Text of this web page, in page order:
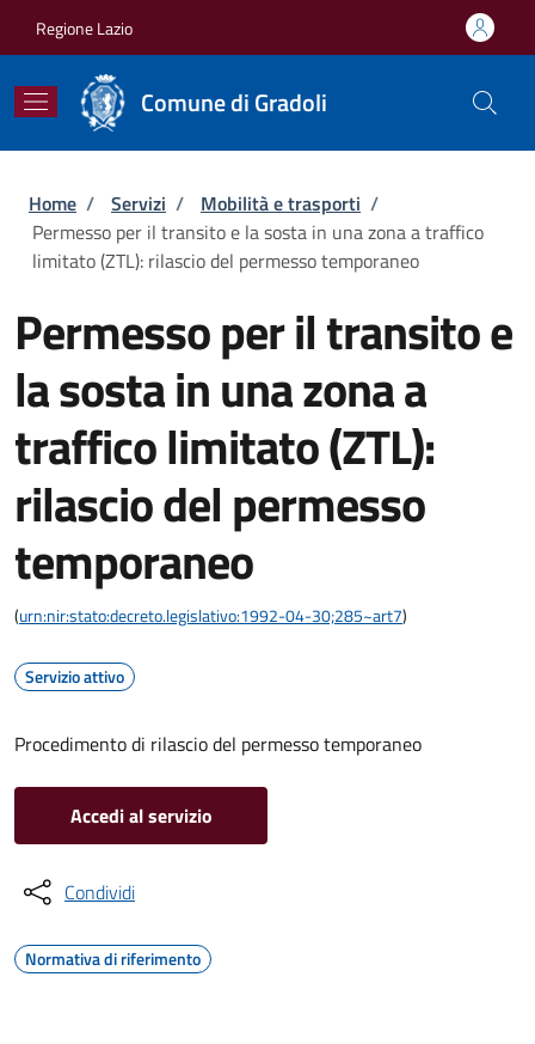
Regione Lazio
Comune di Gradoli
Briciole di pane
Home / Servizi / Mobilità e trasporti /
Permesso per il transito e la sosta in una zona a traffico
limitato (ZTL): rilascio del permesso temporaneo
Permesso per il transito e
la sosta in una zona a
traffico limitato (ZTL):
rilascio del permesso
temporaneo
(urn:nir:stato:decreto.legislativo:1992-04-30;285~art7)
Servizio attivo
Procedimento di rilascio del permesso temporaneo
Accedi al servizio
Condividi
Normativa di riferimento